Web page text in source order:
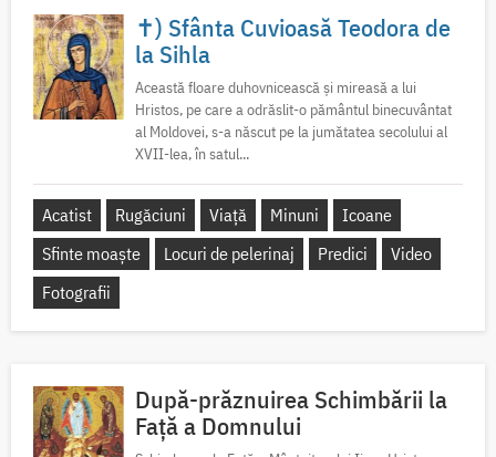
✝) Sfânta Cuvioasă Teodora de
la Sihla
Această floare duhovnicească și mireasă a lui
Hristos, pe care a odrăslit-o pământul binecuvântat
al Moldovei, s-a născut pe la jumătatea secolului al
XVII-lea, în satul...
Acatist Rugăciuni Viață Minuni
Icoane
Sfinte moaște
Locuri de pelerinaj Predici
Video
Fotografii
După-prăznuirea Schimbării la
Față a Domnului